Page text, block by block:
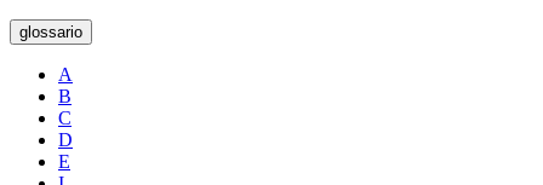
glossario
A
B
C
D
E